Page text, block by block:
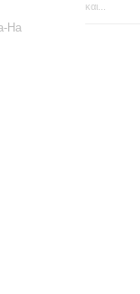
Ha
και...